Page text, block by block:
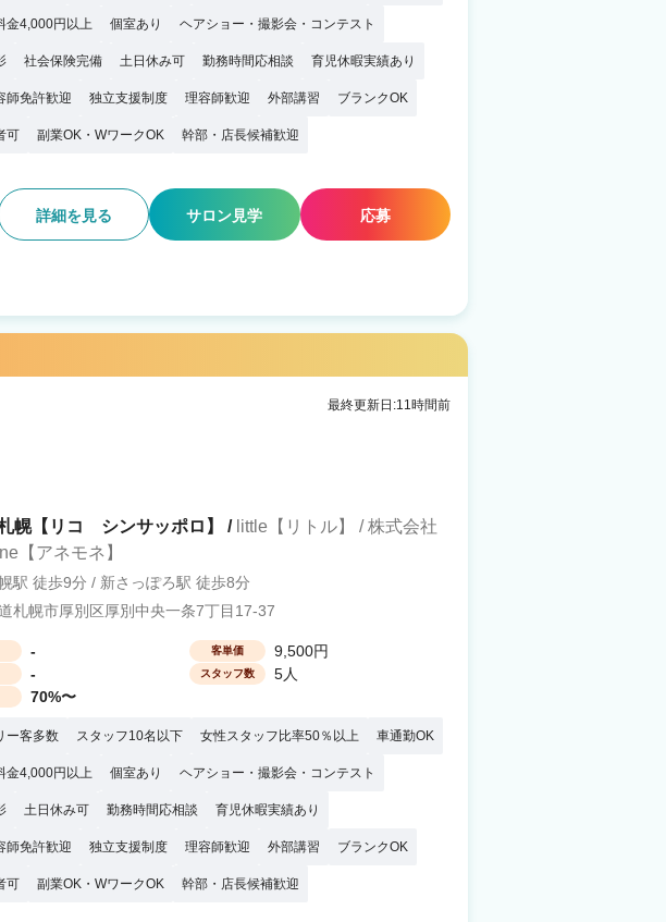
金4,000円以上 個室あり ヘアショー・撮影会・コンテスト
社会保険完備 土日休み可 勤務時間応相談 育児休暇実績あり
師免許歓迎 独立支援制度 理容師歓迎 外部講習 ブランクOK
可 副業OK・WワークOK 幹部・店長候補歓迎
詳細を見る サロン見学 応募
最終更新日:11時間前
幌【リコ シンサッポロ】 / little【リトル】 / 株式会社
【アネモネ】
駅 徒歩9分 / 新さっぽろ駅 徒歩8分
札幌市厚別区厚別中央一条7丁目17-37
- 客単価 9,500円
- スタッフ数 5人
70%〜
ー客多数 スタッフ10名以下 女性スタッフ比率50％以上 車通勤OK
金4,000円以上 個室あり ヘアショー・撮影会・コンテスト
土日休み可 勤務時間応相談 育児休暇実績あり
師免許歓迎 独立支援制度 理容師歓迎 外部講習 ブランクOK
可 副業OK・WワークOK 幹部・店長候補歓迎